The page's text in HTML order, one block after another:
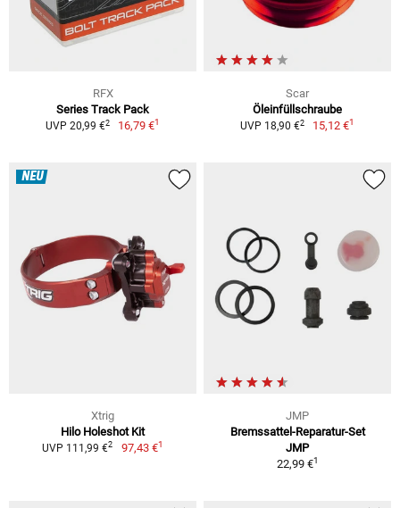
RFX
Series Track Pack
UVP 20,99 €2 16,79 €1
Scar
Öleinfüllschraube
UVP 18,90 €2 15,12 €1
NEU
Xtrig
Hilo Holeshot Kit
UVP 111,99 €2 97,43 €1
JMP
Bremssattel-Reparatur-Set
JMP
22,99 €1